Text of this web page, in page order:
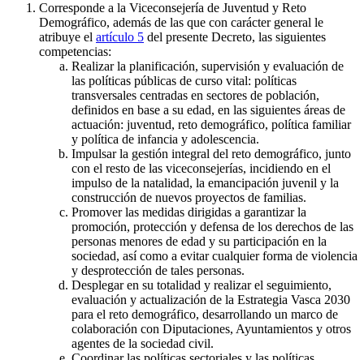
Corresponde a la Viceconsejería de Juventud y Reto
Demográfico, además de las que con carácter general le
atribuye el artículo 5 del presente Decreto, las siguientes
competencias:
Realizar la planificación, supervisión y evaluación de
las políticas públicas de curso vital: políticas
transversales centradas en sectores de población,
definidos en base a su edad, en las siguientes áreas de
actuación: juventud, reto demográfico, política familiar
y política de infancia y adolescencia.
Impulsar la gestión integral del reto demográfico, junto
con el resto de las viceconsejerías, incidiendo en el
impulso de la natalidad, la emancipación juvenil y la
construcción de nuevos proyectos de familias.
Promover las medidas dirigidas a garantizar la
promoción, protección y defensa de los derechos de las
personas menores de edad y su participación en la
sociedad, así como a evitar cualquier forma de violencia
y desprotección de tales personas.
Desplegar en su totalidad y realizar el seguimiento,
evaluación y actualización de la Estrategia Vasca 2030
para el reto demográfico, desarrollando un marco de
colaboración con Diputaciones, Ayuntamientos y otros
agentes de la sociedad civil.